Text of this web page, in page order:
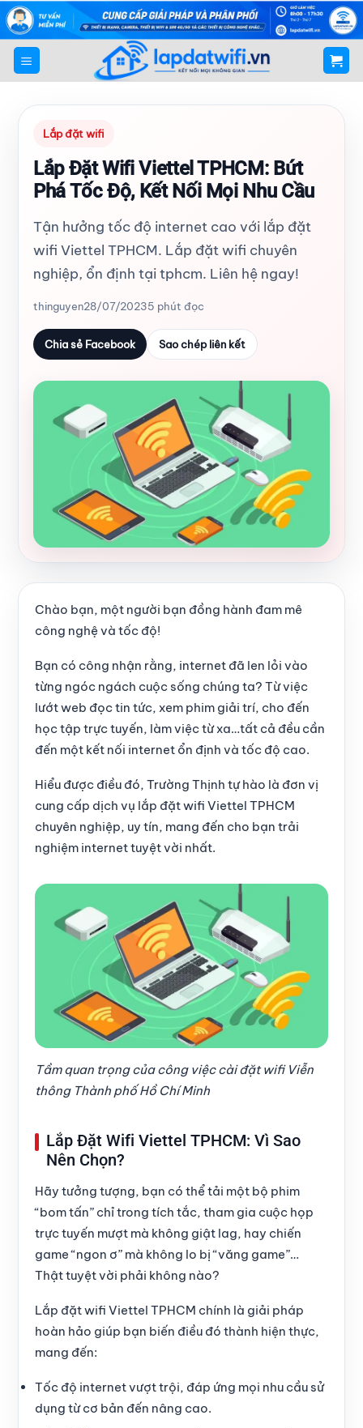
Bỏ
qua
nội
dung
Lắp đặt wifi
Lắp Đặt Wifi Viettel TPHCM: Bứt
Phá Tốc Độ, Kết Nối Mọi Nhu Cầu
Tận hưởng tốc độ internet cao với lắp đặt
wifi Viettel TPHCM. Lắp đặt wifi chuyên
nghiệp, ổn định tại tphcm. Liên hệ ngay!
thinguyen28/07/20235 phút đọc
Chia sẻ Facebook Sao chép liên kết
Chào bạn, một người bạn đồng hành đam mê
công nghệ và tốc độ!
Bạn có công nhận rằng, internet đã len lỏi vào
từng ngóc ngách cuộc sống chúng ta? Từ việc
lướt web đọc tin tức, xem phim giải trí, cho đến
học tập trực tuyến, làm việc từ xa…tất cả đều cần
đến một kết nối internet ổn định và tốc độ cao.
Hiểu được điều đó, Trường Thịnh tự hào là đơn vị
cung cấp dịch vụ lắp đặt wifi Viettel TPHCM
chuyên nghiệp, uy tín, mang đến cho bạn trải
nghiệm internet tuyệt vời nhất.
Tầm quan trọng của công việc cài đặt wifi Viễn
thông Thành phố Hồ Chí Minh
Lắp Đặt Wifi Viettel TPHCM: Vì Sao
Nên Chọn?
Hãy tưởng tượng, bạn có thể tải một bộ phim
“bom tấn” chỉ trong tích tắc, tham gia cuộc họp
trực tuyến mượt mà không giật lag, hay chiến
game “ngon ơ” mà không lo bị “văng game”…
Thật tuyệt vời phải không nào?
Lắp đặt wifi Viettel TPHCM chính là giải pháp
hoàn hảo giúp bạn biến điều đó thành hiện thực,
mang đến:
Tốc độ internet vượt trội, đáp ứng mọi nhu cầu sử
dụng từ cơ bản đến nâng cao.